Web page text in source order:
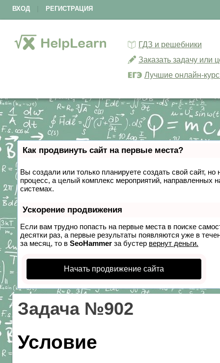
ВХОД РЕГИСТРАЦИЯ
ГДЗ и решебники
Заказать задачу или
Лучшие онлайн-
Как продвинуть сайт на первые места?
Вы создали или только планируете создать свой сайт,
процесс, а целый комплекс мероприятий, направленных
системах.
Ускорение продвижения
Если вам трудно попасть на первые места в поиске
десятки раз, а первые результаты появляются уже в
за месяц, то в SeoHammer за бустер вернут деньги.
Начать продвижение сайта
Задача №902
Условие